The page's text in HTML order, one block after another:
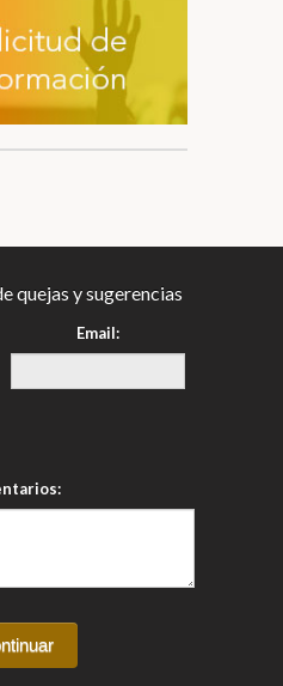
quejas y sugerencias
Email: